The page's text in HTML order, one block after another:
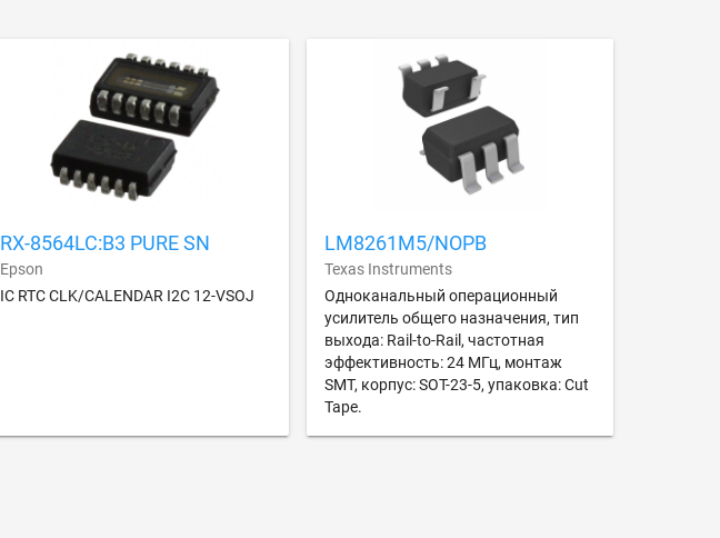
RX-8564LC:B3 PURE SN
Epson
IC RTC CLK/CALENDAR I2C 12-VSOJ
LM8261M5/NOPB
Texas Instruments
Одноканальный операционный
усилитель общего назначения, тип
выхода: Rail-to-Rail, частотная
эффективность: 24 МГц, монтаж
SMT, корпус: SOT-23-5, упаковка: Cut
Tape.